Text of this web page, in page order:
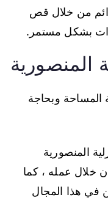
من خلال قص
بشكل مستمر.
المنصورية
المساحة وبحاجة
المنصورية
خلال عمله ، كما
في هذا المجال